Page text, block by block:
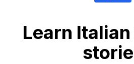
Learn